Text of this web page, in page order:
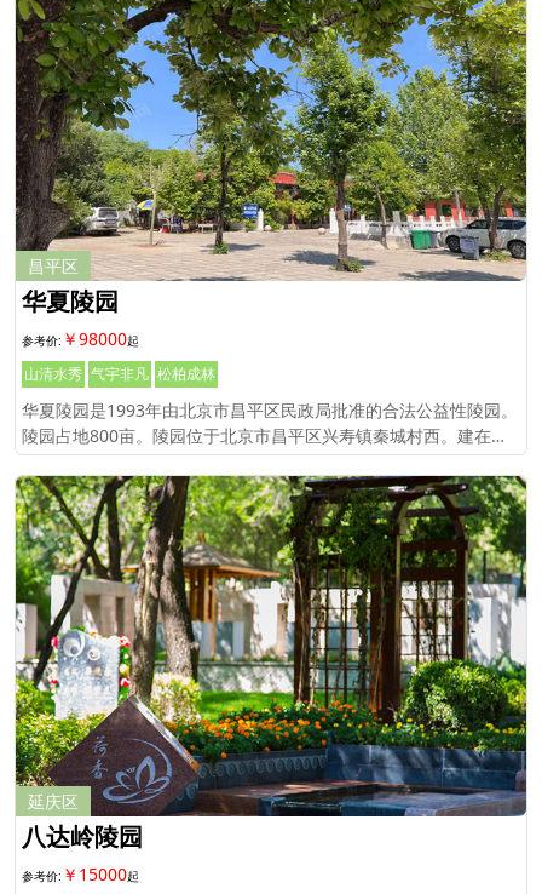
昌平区
华夏陵园
￥98000
山清水秀 气宇非凡 松柏成林
华夏陵园是1993年由北京市昌平区民政局批准的合法公益性陵园。
陵园占地800亩。陵园位于北京市昌平区兴寿镇秦城村西。建在昌
平元宝山下。
延庆区
八达岭陵园
￥15000